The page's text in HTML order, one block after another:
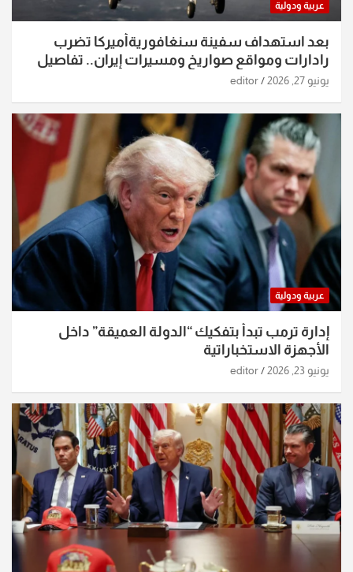
عربية ودولية
بعد استهداف سفينة سنغافوريةأميركا تضرب
رادارات ومواقع صواريخ ومسيرات إيران.. تفاصيل
الساعات الماضية
يونيو 27, 2026 editor
عربية ودولية
إدارة ترمب تبدأ بتفكيك “الدولة العميقة” داخل
الأجهزة الاستخباراتية
يونيو 23, 2026 editor